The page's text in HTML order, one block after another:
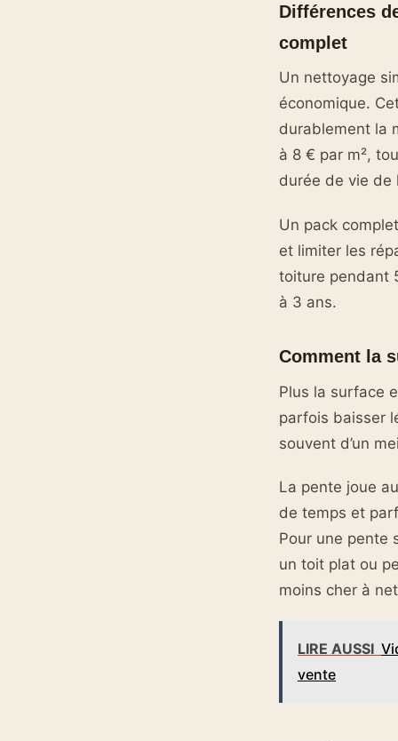
Différences
complet
Un nettoyage
économique.
durablement la
à 8 € par m²,
durée de vie de
Un pack
et limiter les
toiture pendant
à 3 ans.
Comment la
Plus la surface
parfois baisser
souvent d’un
La pente joue
de temps et
Pour une pente
un toit plat ou
moins cher à
LIRE AUSSI
vente